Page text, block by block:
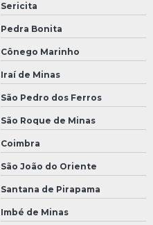
Sericita
Pedra Bonita
Cônego Marinho
Iraí de Minas
São Pedro dos Ferros
São Roque de Minas
Coimbra
São João do Oriente
Santana de Pirapama
Imbé de Minas